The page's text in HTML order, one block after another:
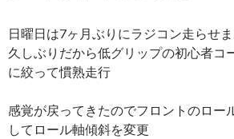
日曜日は7ヶ月ぶりにラジコン走らせ
久しぶりだから低グリップの初心者コ
に絞って慣熟走行
感覚が戻ってきたのでフロントのロー
してロール軸傾斜を変更